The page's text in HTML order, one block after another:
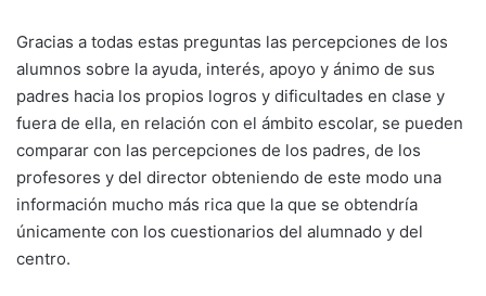
Gracias a todas estas preguntas las percepciones de los
alumnos sobre la ayuda, interés, apoyo y ánimo de sus
padres hacia los propios logros y dificultades en clase y
fuera de ella, en relación con el ámbito escolar, se pueden
comparar con las percepciones de los padres, de los
profesores y del director obteniendo de este modo una
información mucho más rica que la que se obtendría
únicamente con los cuestionarios del alumnado y del
centro.